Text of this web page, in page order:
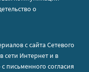
о
с сайта Сетевого
сети Интернет и в
письменного согласия